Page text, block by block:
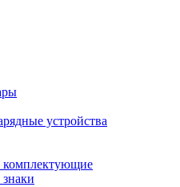
устройства
комплектующие